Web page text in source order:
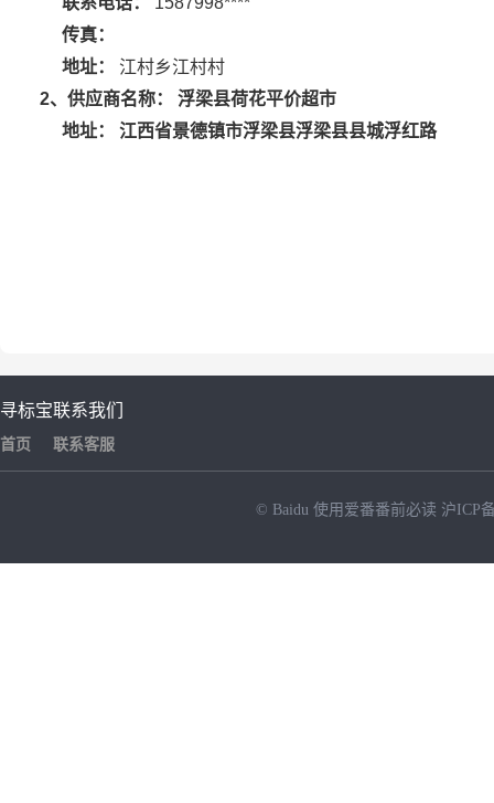
传真：
地址：
江村乡江村村
2、供应商名称： 浮梁县荷花平价超市
地址： 江西省景德镇市浮梁县浮梁县县城浮红路
寻标宝
首页
联系我们
联系客服
© Baidu 使用爱番番前必读 沪ICP